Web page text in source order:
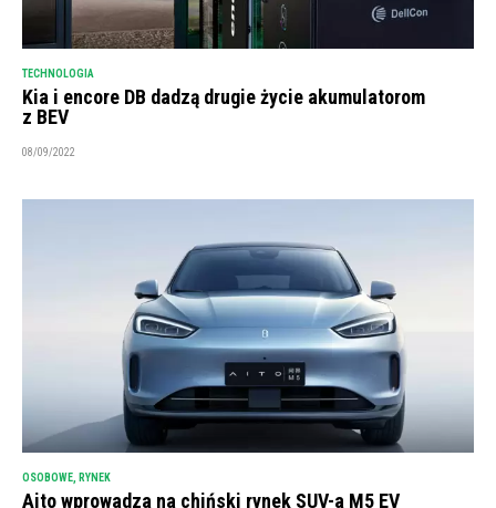
TECHNOLOGIA
Kia i encore DB dadzą drugie życie akumulatorom
z BEV
08/09/2022
OSOBOWE RYNEK
Aito wprowadza na chiński rynek SUV-a M5 EV